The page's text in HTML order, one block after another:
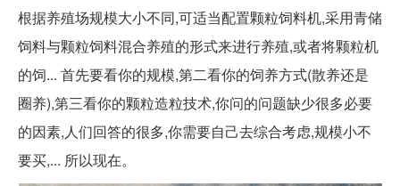
根据养殖场规模大小不同,可适当配置颗粒饲料机,采用青储
饲料与颗粒饲料混合养殖的形式来进行养殖,或者将颗粒机
的饲... 首先要看你的规模,第二看你的饲养方式(散养还是
圈养),第三看你的颗粒造粒技术,你问的问题缺少很多必要
的因素,人们回答的很多,你需要自己去综合考虑,规模小不
要买,... 所以现在。